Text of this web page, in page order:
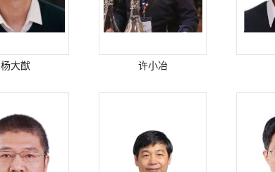
杨大猷 许小冶